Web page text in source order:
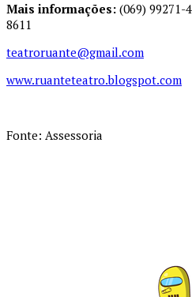
Mais informações: (069) 99271-
8611
teatroruante@gmail.com
www.ruanteteatro.blogspot.com
Fonte: Assessoria